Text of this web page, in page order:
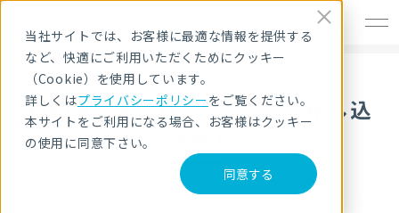
当社サイトでは、お客様に最適な情報を提供する
など、快適にご利用いただくためにクッキー
（Cookie）を使用しています。
詳しくはプライバシーポリシーをご覧ください。
本サイトをご利用になる場合、お客様はクッキー
の使用に同意下さい。
同意する
自動車セキュリティ研修のお申し込
み完了